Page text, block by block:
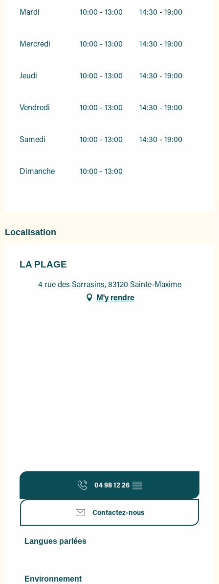
Mardi 10:00 - 13:00 14:30 - 19:00
Mercredi 10:00 - 13:00 14:30 - 19:00
Jeudi 10:00 - 13:00 14:30 - 19:00
Vendredi 10:00 - 13:00 14:30 - 19:00
Samedi 10:00 - 13:00 14:30 - 19:00
Dimanche 10:00 - 13:00
Localisation
LA PLAGE
4 rue des Sarrasins, 83120 Sainte-Maxime
M'y rendre
04 98 12 26 ▒▒
Contactez-nous
Langues parlées
Langues parlées
Environnement
Environnement